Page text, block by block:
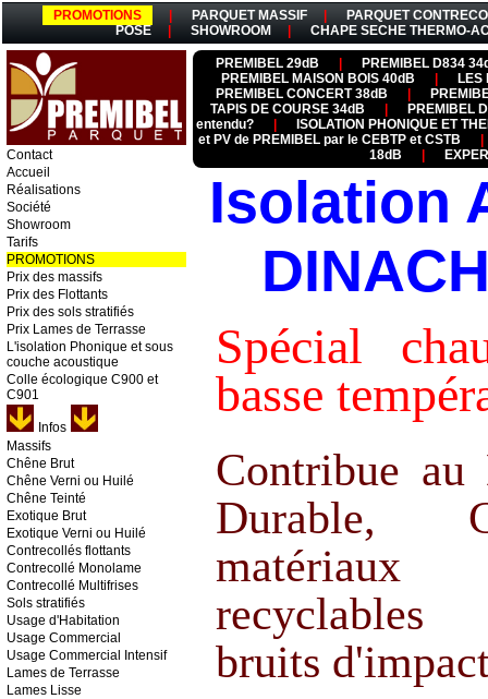
PROMOTIONS PARQUET MASSIF
PARQUET
POSE
SHOWROOM CHAPE SECHE THERMO-
Contact
Accueil
Réalisations
Société
Showroom
Tarifs
PROMOTIONS
Prix des massifs
Prix des Flottants
Prix des sols stratifiés
Prix Lames de Terrasse
L'isolation Phonique et sous
couche acoustique
Colle écologique C900 et
C901
Infos
Massifs
Chêne Brut
Chêne Verni ou Huilé
Chêne Teinté
Exotique Brut
Exotique Verni ou Huilé
Contrecollés flottants
Contrecollé Monolame
Contrecollé Multifrises
Sols stratifiés
Usage d'Habitation
Usage Commercial
Usage Commercial Intensif
Lames de Terrasse
Lames Lisse
PREMIBEL 29dB
PREMIBEL D834
PREMIBEL MAISON BOIS 40dB
LES
PREMIBEL CONCERT 38dB
TAPIS DE COURSE 34dB
PREMIBEL
entendu?
ISOLATION PHONIQUE ET
et PV de PREMIBEL par le CEBTP et CSTB
18dB
Isolation
Spécial
basse
Contribue au
Durable,
bruits